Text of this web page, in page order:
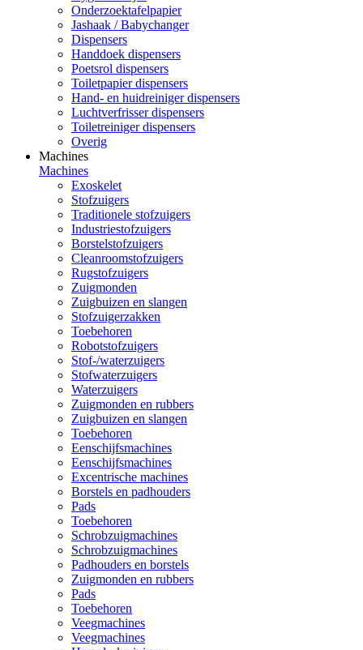
Onderzoektafelpapier
Jashaak / Babychanger
Dispensers
Handdoek dispensers
Poetsrol dispensers
Toiletpapier dispensers
Hand- en huidreiniger dispensers
Luchtverfrisser dispensers
Toiletreiniger dispensers
Overig
Machines
Machines
Exoskelet
Stofzuigers
Traditionele stofzuigers
Industriestofzuigers
Borstelstofzuigers
Cleanroomstofzuigers
Rugstofzuigers
Zuigmonden
Zuigbuizen en slangen
Stofzuigerzakken
Toebehoren
Robotstofzuigers
Stof-/waterzuigers
Stofwaterzuigers
Waterzuigers
Zuigmonden en rubbers
Zuigbuizen en slangen
Toebehoren
Eenschijfsmachines
Eenschijfsmachines
Excentrische machines
Borstels en padhouders
Pads
Toebehoren
Schrobzuigmachines
Schrobzuigmachines
Padhouders en borstels
Zuigmonden en rubbers
Pads
Toebehoren
Veegmachines
Veegmachines